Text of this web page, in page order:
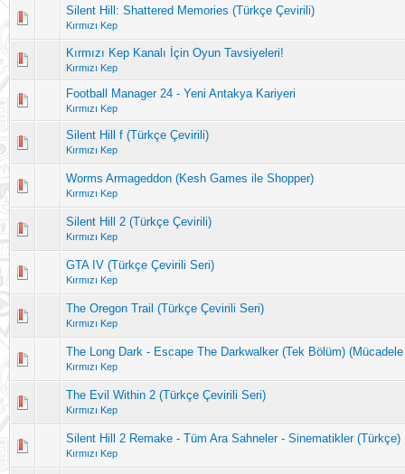
Silent Hill: Shattered Memories (Türkçe Çevirili)
Kırmızı Kep
Kırmızı Kep Kanalı İçin Oyun Tavsiyeleri!
Kırmızı Kep
Football Manager 24 - Yeni Antakya Kariyeri
Kırmızı Kep
Silent Hill f (Türkçe Çevirili)
Kırmızı Kep
Worms Armageddon (Kesh Games ile Shopper)
Kırmızı Kep
Silent Hill 2 (Türkçe Çevirili)
Kırmızı Kep
GTA IV (Türkçe Çevirili Seri)
Kırmızı Kep
The Oregon Trail (Türkçe Çevirili Seri)
Kırmızı Kep
The Long Dark - Escape The Darkwalker (Tek Bölüm)
Kırmızı Kep
The Evil Within 2 (Türkçe Çevirili Seri)
Kırmızı Kep
Silent Hill 2 Remake - Tüm Ara Sahneler - Sinematikler (Türkçe)
Kırmızı Kep